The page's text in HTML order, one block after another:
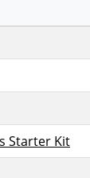
Typ,
Starter Kit